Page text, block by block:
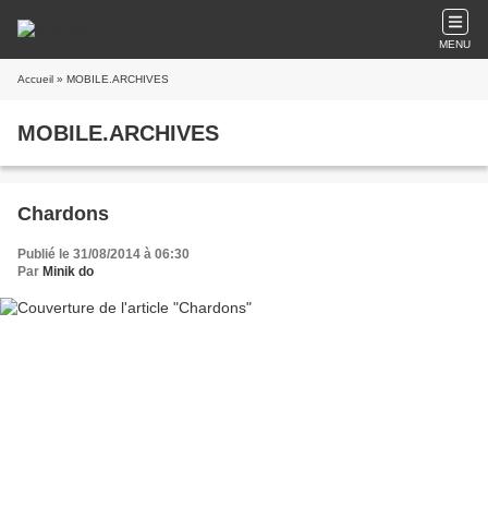
MENU
Accueil » MOBILE.ARCHIVES
MOBILE.ARCHIVES
Chardons
Publié le 31/08/2014 à 06:30
Par Minik do